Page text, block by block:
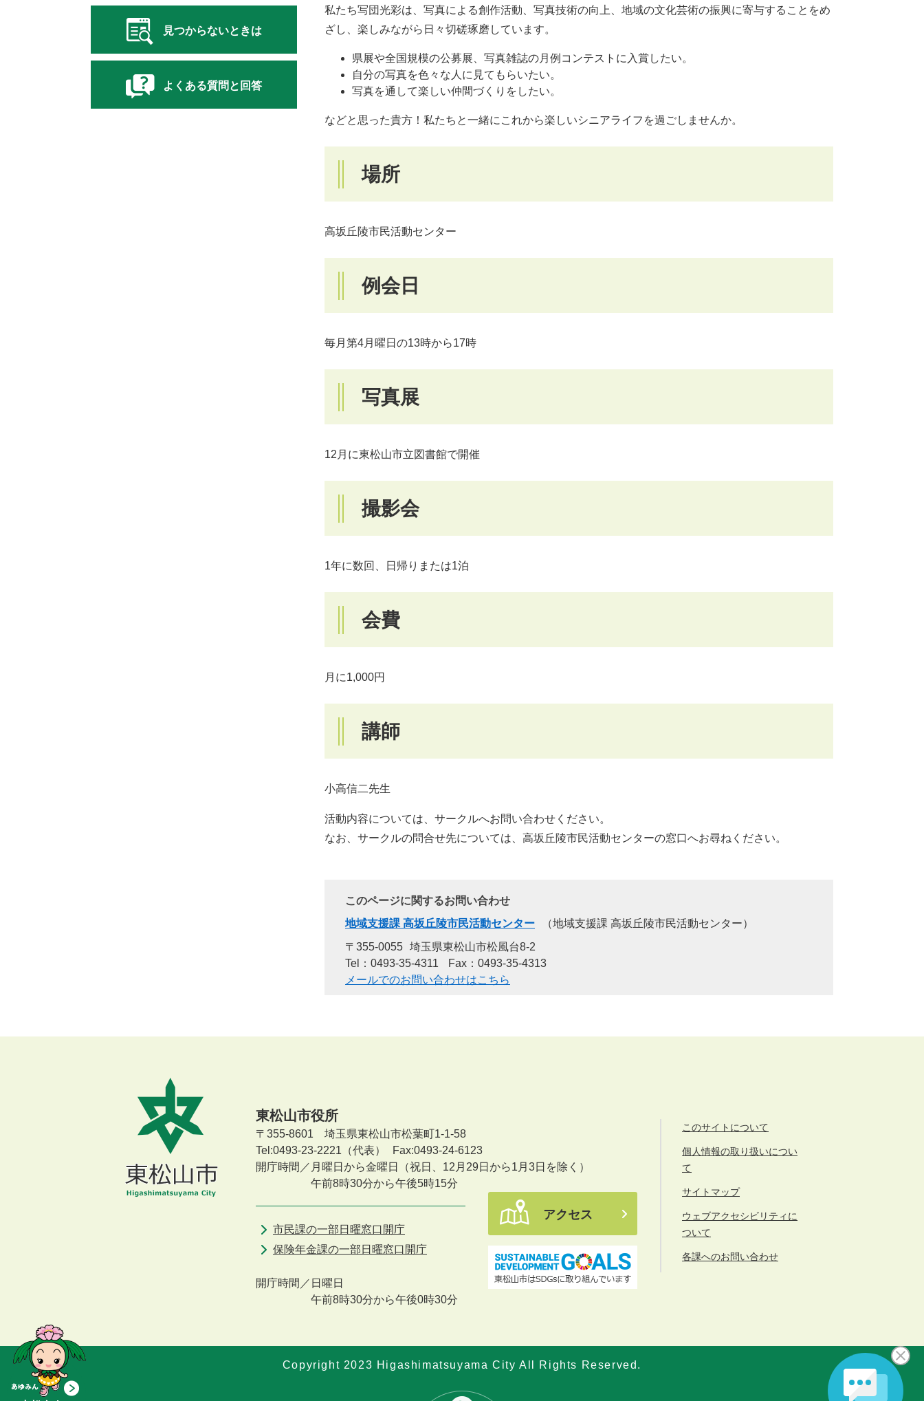
私たち写団光彩は、写真による創作活動、写真技術の向上、地域の文化芸術の振興に寄与することをめ
ざし、楽しみながら日々切磋琢磨しています。
県展や全国規模の公募展、写真雑誌の月例コンテストに入賞したい。
自分の写真を色々な人に見てもらいたい。
写真を通して楽しい仲間づくりをしたい。
などと思った貴方！私たちと一緒にこれから楽しいシニアライフを過ごしませんか。
場所
高坂丘陵市民活動センター
例会日
毎月第4月曜日の13時から17時
写真展
12月に東松山市立図書館で開催
撮影会
1年に数回、日帰りまたは1泊
会費
月に1,000円
講師
小高信二先生
活動内容については、サークルへお問い合わせください。
なお、サークルの問合せ先については、高坂丘陵市民活動センターの窓口へお尋ねください。
このページに関するお問い合わせ
地域支援課 高坂丘陵市民活動センター
地域支援課 高坂丘陵市民活動センター
〒355-0055 埼玉県東松山市松風台8-2
Tel：0493-35-4311
Fax：0493-35-4313
メールでのお問い合わせはこちら
見つからないときは
よくある質問と回答
東松山市役所
〒355-8601 埼玉県東松山市松葉町1-1-58
Tel:0493-23-2221（代表）
Fax:0493-24-6123
開庁時間／月曜日から金曜日
（祝日、12月29日から1月3日を除く）
午前8時30分から午後5時15分
市民課の一部日曜窓口開庁
保険年金課の一部日曜窓口開庁
開庁時間／ 日曜日
午前8時30分から午後0時30分
アクセス
このサイトについて
個人情報の取り扱いについ
て
サイトマップ
ウェブアクセシビリティに
ついて
各課へのお問い合わせ
Copyright 2023 Higashimatsuyama City All Rights Reserved.